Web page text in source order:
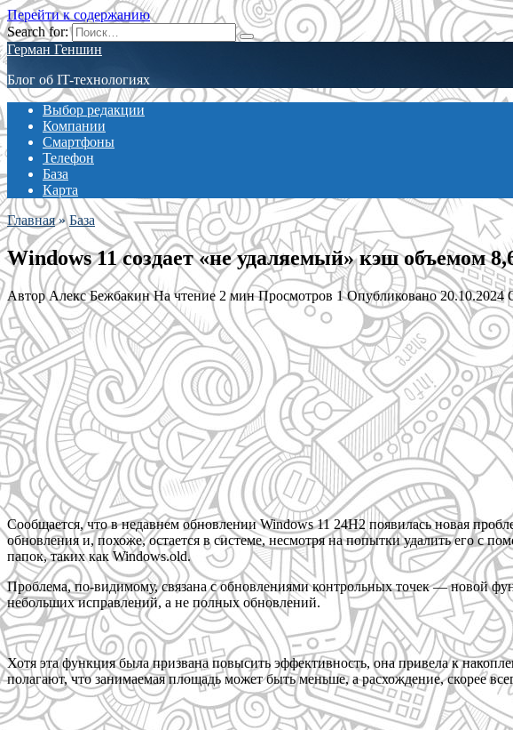
Перейти к содержанию
Search for:
Герман Геншин
Блог об IT-технологиях
Выбор редакции
Компании
Смартфоны
Телефон
База
Карта
Главная » База
Windows 11 создает «не удаляемый» кэш объемом
АвторАлекс Бежбакин На чтение 2 мин Просмотров 1 Опубликовано 20.10.2024
Сообщается, что в недавнем обновлении Windows 11 24H2 появилась новая
обновления и, похоже, остается в системе, несмотря на попытки удалить его с
папок, таких как Windows.old.
Проблема, по-видимому, связана с обновлениями контрольных точек — новой
небольших исправлений, а не полных обновлений.
Хотя эта функция была призвана повысить эффективность, она привела к
полагают, что занимаемая площадь может быть меньше, а расхождение, скорее